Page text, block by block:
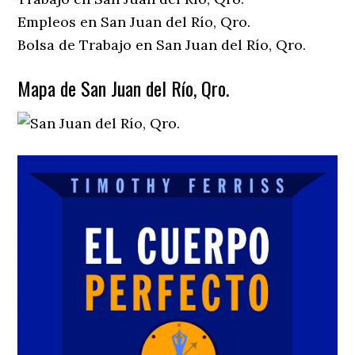
Empleos en San Juan del Río, Qro.
Bolsa de Trabajo en San Juan del Río, Qro.
Mapa de San Juan del Río, Qro.